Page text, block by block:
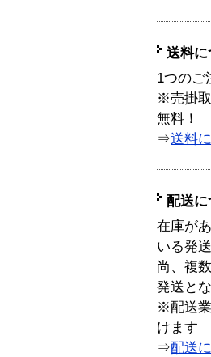
送料に
1つのご
※売掛
無料！
⇒送料
配送
在庫が
いる発
尚、複
発送と
※配送
けます
⇒配送